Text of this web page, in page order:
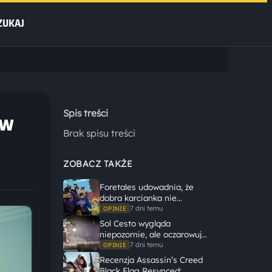
Spis treści
Brak spisu treści
ZOBACZ TAKŻE
Foretales udowadnia, że
dobra karcianka nie
potrzebuje wielkiego
świata, żeby opowiedzieć
dużą historię
OPINIE 7 dni temu
Sol Cesto wygląda
niepozornie, ale oczarowuje
gameplayem
OPINIE 7 dni temu
Recenzja Assassin’s Creed